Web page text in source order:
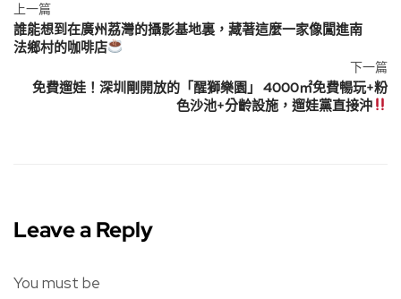
上一篇
誰能想到在廣州荔灣的攝影基地裏，藏著這麼一家像闖進南
法鄉村的咖啡店
下一篇
免費遛娃！深圳剛開放的「醒獅樂園」 4000㎡免費暢玩+粉
色沙池+分齡設施，遛娃黨直接沖
Leave a Reply
You must be